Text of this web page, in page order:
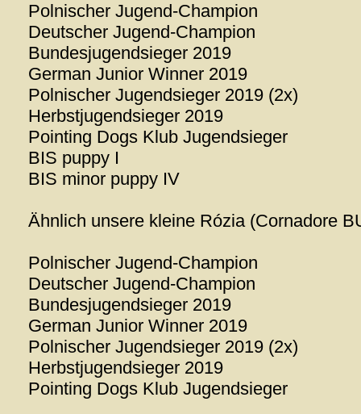
Polnischer Jugend-Champion
Deutscher Jugend-Champion
Bundesjugendsieger 2019
German Junior Winner 2019
Polnischer Jugendsieger 2019 (2x)
Herbstjugendsieger 2019
Pointing Dogs Klub Jugendsieger
BIS puppy I
BIS minor puppy IV
Ähnlich unsere kleine Rózia (Cornadore
Polnischer Jugend-Champion
Deutscher Jugend-Champion
Bundesjugendsieger 2019
German Junior Winner 2019
Polnischer Jugendsieger 2019 (2x)
Herbstjugendsieger 2019
Pointing Dogs Klub Jugendsieger